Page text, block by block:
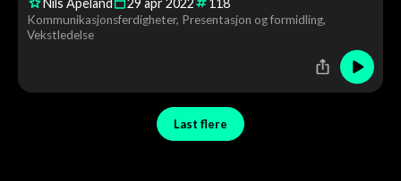
Kommunikasjonsferdigheter Presentasjon og formidling
Vekstledelse
Last flere